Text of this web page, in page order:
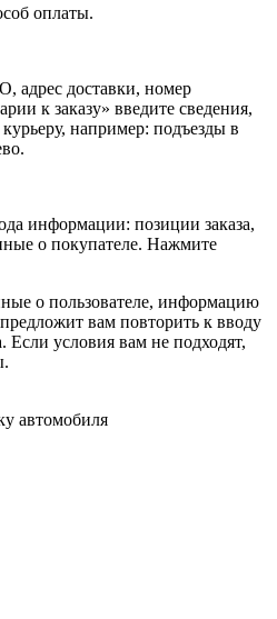
оплаты.
адрес доставки, номер
к заказу» введите сведения,
например: подъезды в
информации: позиции заказа,
о покупателе. Нажмите
о пользователе, информацию
вам повторить к вводу
Если условия вам не подходят,
автомобиля